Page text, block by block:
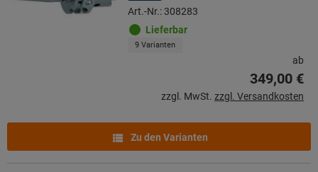
Art.-Nr.: 308283
Lieferbar
9 Varianten
ab
349,00 €
zzgl. MwSt. zzgl. Versandkosten
Zu den Varianten